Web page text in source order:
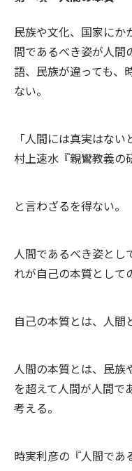
民族や文化、国家にか
間であるべき姿が人間
語、民族が違っても、
ない。
「人間には真実はな
村上速水『親鸞教義の
と言わざるを得ない。
人間であるべき姿とし
れが自己の本質として
自己の本質とは、人間
人間の本質とは、民族
を超えて人間が人間で
考える。
時実利彦の『人間であ